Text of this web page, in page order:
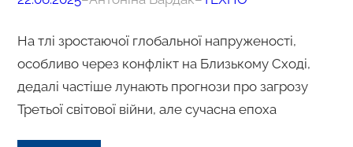
На тлі зростаючої глобальної напруженості,
особливо через конфлікт на Близькому Сході,
дедалі частіше лунають прогнози про загрозу
Третьої світової війни, але сучасна епоха